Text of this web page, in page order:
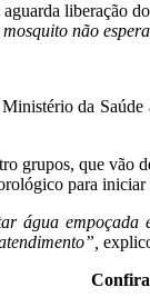
liberação
não
da Saúde
grupos, que
para
água
Confira